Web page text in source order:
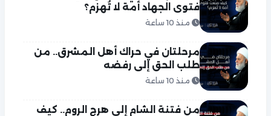
فتوى الجهاد أمة لا تُهزم؟
منذ 10 ساعة
مرحلتان في حراك أهل المشرق.. من
طلب الحق إلى رفضه
منذ 10 ساعة
من فتنة الشام إلى هرج الروم.. كيف